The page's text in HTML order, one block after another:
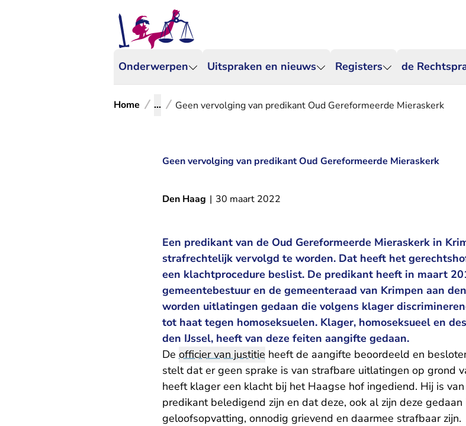
Onderwerpen Uitspraken en nieuws Registers de
Home ... Geen vervolging van predikant Oud Gereformeerde Mieraskerk
Geen vervolging van predikant Oud Gereformeerde Mieraskerk
Den Haag | 30 maart 2022
Een predikant van de Oud Gereformeerde Mieraskerk in
strafrechtelijk vervolgd te worden. Dat heeft het
een klachtprocedure beslist. De predikant heeft in maart
gemeentebestuur en de gemeenteraad van Krimpen aan
worden uitlatingen gedaan die volgens klager
tot haat tegen homoseksuelen. Klager, homoseksueel en
den IJssel, heeft van deze feiten aangifte gedaan.
De officier van justitie heeft de aangifte beoordeeld en
stelt dat er geen sprake is van strafbare uitlatingen op grond
heeft klager een klacht bij het Haagse hof ingediend. Hij is
predikant beledigend zijn en dat deze, ook al zijn deze
geloofsopvatting, onnodig grievend en daarmee strafbaar zijn.